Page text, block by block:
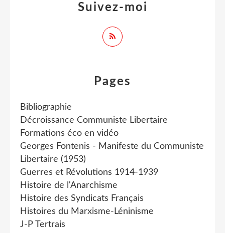
Pages
Bibliographie
Décroissance Communiste Libertaire
Formations éco en vidéo
Georges Fontenis - Manifeste du Communiste
Libertaire (1953)
Guerres et Révolutions 1914-1939
Histoire de l'Anarchisme
Histoire des Syndicats Français
Histoires du Marxisme-Léninisme
J-P Tertrais
Suivez-moi